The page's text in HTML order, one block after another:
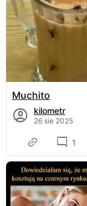
Muchito
kilometr
26 sie 2025
1